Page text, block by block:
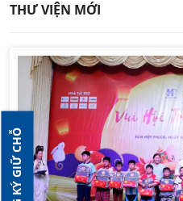
THƯ VIỆN MỚI